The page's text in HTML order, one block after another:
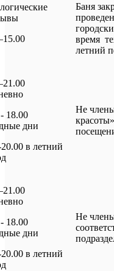
Баня
время
летний
18.00
дни
в летний
Не
18.00
дни
в летний
Не